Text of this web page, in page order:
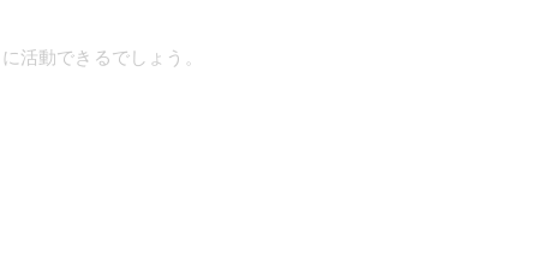
活動できるでしょう。